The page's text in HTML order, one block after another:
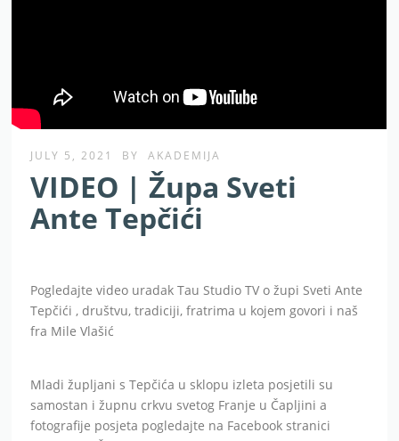
JULY 5, 2021 BY AKADEMIJA
VIDEO | Župa Sveti
Ante Tepčići
Pogledajte video uradak Tau Studio TV o župi Sveti Ante
Tepčići , društvu, tradiciji, fratrima u kojem govori i naš
fra Mile Vlašić
Mladi župljani s Tepčića u sklopu izleta posjetili su
samostan i župnu crkvu svetog Franje u Čapljini a
fotografije posjeta pogledajte na Facebook stranici